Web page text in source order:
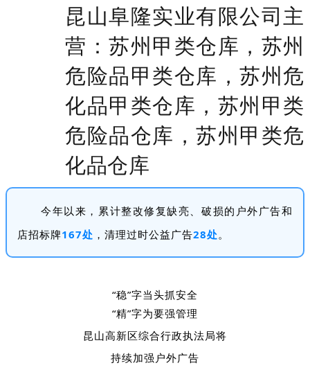
昆山阜隆实业有限公司主
营：苏州甲类仓库，苏州
危险品甲类仓库，苏州危
化品甲类仓库，苏州甲类
危险品仓库，苏州甲类危
化品仓库
今年以来，累计整改修复缺亮、破损的户外广告和
店招标牌167处 ，清理过时公益广告28处。
“稳”字当头抓安全
“精”字为要强管理
昆山高新区综合行政执法局将
持续加强户外广告